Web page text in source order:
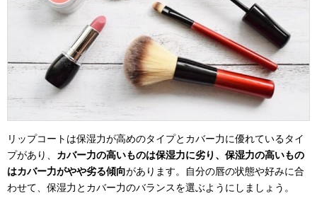
リップコートは保湿力が高めのタイプとカバー力に優れているタイ
プがあり、 カバー力の高いものは保湿力に劣り、保湿力の高いもの
はカバー力がやや劣る傾向があります。自分の唇の状態や好みに合
わせて、保湿力とカバー力のバランスを選ぶようにしましょう。